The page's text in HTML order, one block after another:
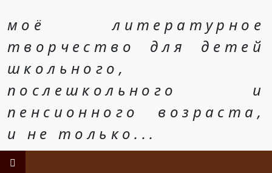
моё литературное
творчество для детей
школьного,
послешкольного и
пенсионного возраста,
и не только...